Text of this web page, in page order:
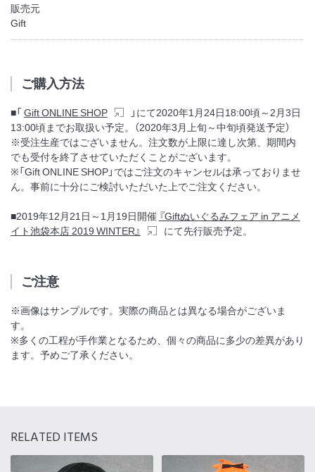
販売元
Gift
ご購入方法
■「Gift ONLINE SHOP
」にて2020年1月24日18:00頃～2月3日
13:00頃までお取扱い予定。（2020年3月上旬～中旬頃発送予定）
※受注生産ではございません。注文数が上限に達し次第、期間内
でも受付を終了させていただくことがございます。
※「Gift ONLINE SHOP」ではご注文のキャンセルは承っておりませ
ん。事前に十分にご検討いただいた上でご注文ください。
■2019年12月21日～1月19日開催 『Giftぬいぐるみフェア in アニメ
イト池袋本店 2019 WINTER』
にて先行販売予定。
ご注意
※画像はサンプルです。実際の商品とは異なる場合がございま
す。
※多くの工程が手作業となるため、個々の商品に多少の差異があり
ます。予めご了承ください。
RELATED ITEMS